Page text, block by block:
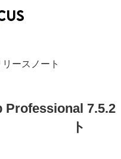
リースノート
Professional 7.5.2
ト